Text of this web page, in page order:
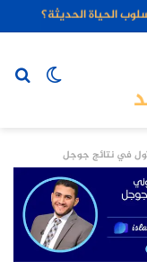
الحياة الحديثة؟
الوضع
في نتائج جوجل